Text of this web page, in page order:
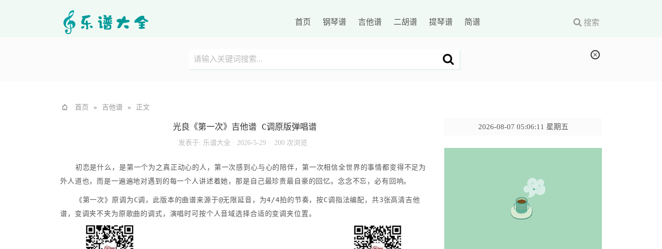
首页 钢琴谱 吉他谱 二胡谱 提琴谱 简谱 搜索
首页 » 吉他谱 » 正文
光良《第一次》吉他谱 C调原版弹唱谱
发表于: 乐谱大全 · 2026-5-29 · 200 次浏览
初恋是什么，是第一个为之真正动心的人，第一次感到心与心的陪伴，第一次相信全世界的事情都变得不足为
外人道也，而是一遍遍地对遇到的每一个人讲述着她，那是自己最珍贵最自豪的回忆。念念不忘，必有回响。
《第一次》原调为C调，此版本的曲谱来源于@无限延音，为4/4拍的节奏，按C调指法编配，共3张高清吉他
谱，变调夹不夹为原歌曲的调式，演唱时可按个人音域选择合适的变调夹位置。
2026-08-07 05:06:12 星期五